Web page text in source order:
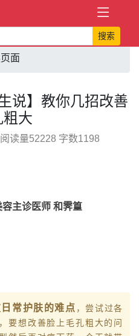
搜索
面
说】教你几招改善
粗大
读量52228 字数1198
主诊医师 和霁篁
常护肤的难点 ，尝试过各
要想改善脸上毛孔粗大的问